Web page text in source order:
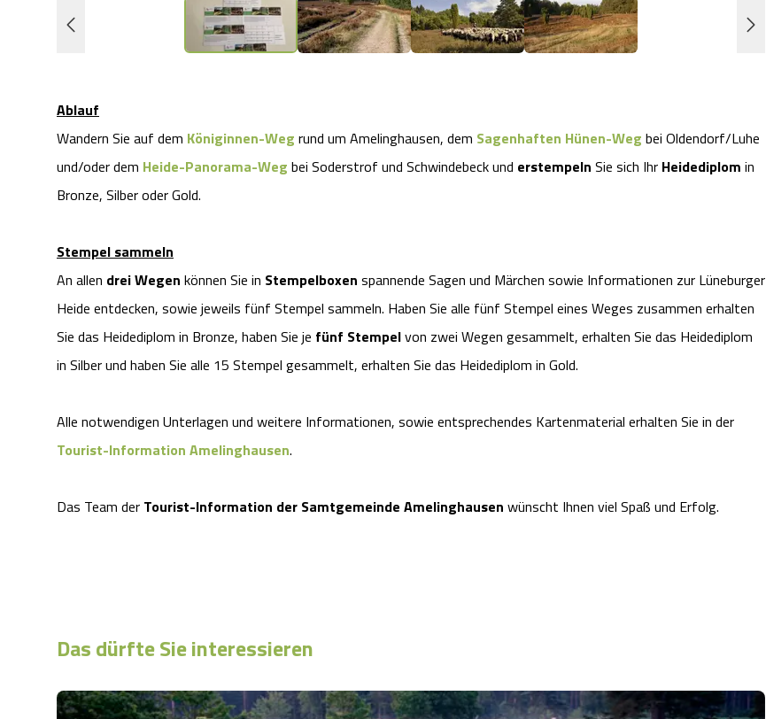
Ablauf
Wandern Sie auf dem Königinnen-Weg rund um Amelinghausen, dem Sagenhaften Hünen-Weg bei Oldendorf/Luhe
und/oder dem Heide-Panorama-Weg bei Soderstrof und Schwindebeck und erstempeln Sie sich Ihr Heidediplom in
Bronze, Silber oder Gold.
Stempel sammeln
An allen drei Wegen können Sie in Stempelboxen spannende Sagen und Märchen sowie Informationen zur Lüneburger
Heide entdecken, sowie jeweils fünf Stempel sammeln. Haben Sie alle fünf Stempel eines Weges zusammen erhalten
Sie das Heidediplom in Bronze, haben Sie je fünf Stempelvon zwei Wegen gesammelt, erhalten Sie das Heidediplom
in Silber und haben Sie alle 15 Stempel gesammelt, erhalten Sie das Heidediplom in Gold.
Alle notwendigen Unterlagen und weitere Informationen, sowie entsprechendes Kartenmaterial erhalten Sie in der
Tourist-Information Amelinghausen.
Das Team der Tourist-Information der Samtgemeinde Amelinghausen wünscht Ihnen viel Spaß und Erfolg.
Das dürfte Sie interessieren